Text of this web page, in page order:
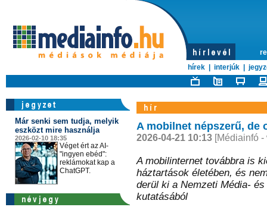
hírek
interjúk
Már senki sem tudja, melyik
eszközt mire használja
2026-02-10 18:35
Véget ért az AI-
"ingyen ebéd":
reklámokat kap a
ChatGPT.
A mobilnet népszerű, de
2026-04-21 10:13[Médiainfó -
A mobilinternet továbbra is
háztartások életében, és
derül ki a Nemzeti Média-
kutatásából